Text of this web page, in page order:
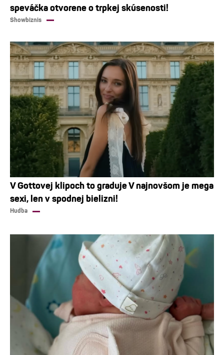
speváčka otvorene o trpkej skúsenosti!
Showbiznis
V Gottovej klipoch to graduje V najnovšom je mega
sexi, len v spodnej bielizni!
Hudba